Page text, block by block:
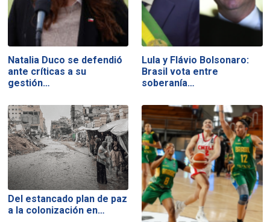
Natalia Duco se defendió
ante críticas a su
gestión…
Lula y Flávio Bolsonaro:
Brasil vota entre
soberanía…
Del estancado plan de paz
a la colonización en…